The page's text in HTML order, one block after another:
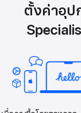
ตั้งค่าอุ